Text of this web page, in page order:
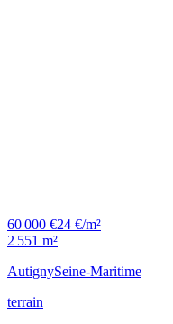
60 000 €24 €/m²
2 551 m²
AutignySeine-Maritime
terrain